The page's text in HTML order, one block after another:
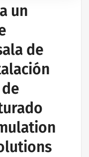
un
de